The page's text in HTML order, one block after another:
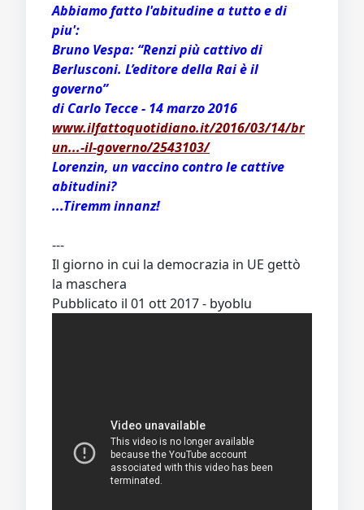
Abbiamo fatto l'abitudine a tutto e di
piu':
Bruno Vespa: “Renzi più cattivo di
Berlusconi. L’editore della Rai è il
governo”
di Carlo Tecce - 14 marzo 2016
www.ilfattoquotidiano.it/2016/03/14/br
un...-il-governo/2543103/
Lorenzin, un vaccino contro le cattive
abitudini?
...Tiremm innanz!
---
Il giorno in cui la democrazia in UE gettò
la maschera
Pubblicato il 01 ott 2017 - byoblu